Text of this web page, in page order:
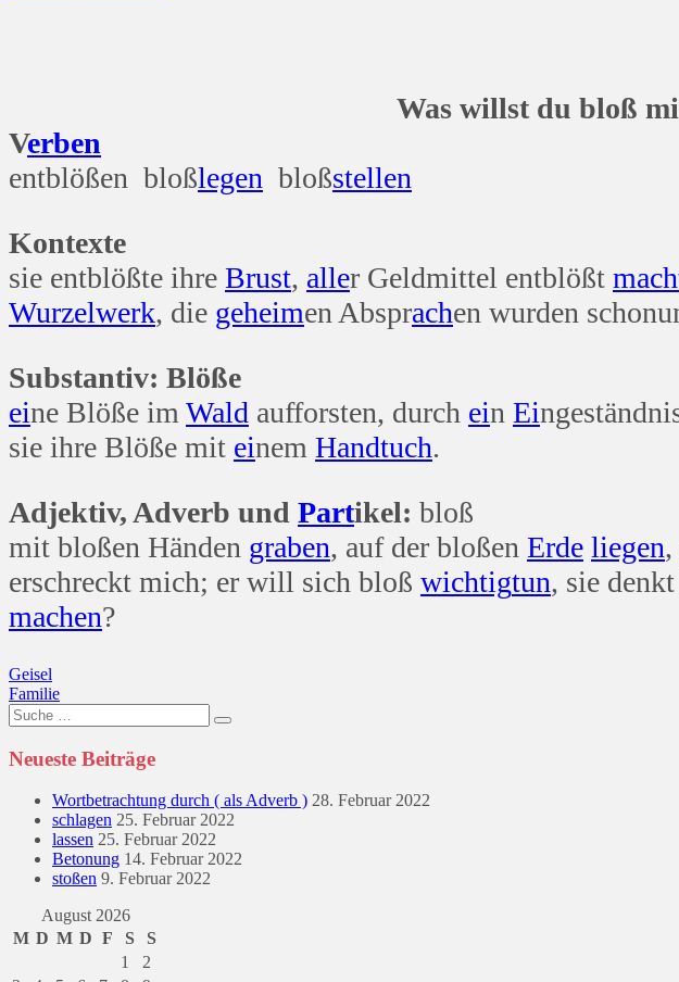
Was willst du bloß mit
Verben
entblößen bloßlegen bloßstellen
Kontexte
sie entblößte ihre Brust, aller Geldmittel entblößt
Wurzelwerk, die geheimen Absprachen wurden
Substantiv: Blöße
eine Blöße im Wald aufforsten, durch ein Ei
sie ihre Blöße mit einem Handtuch.
Adjektiv, Adverb und Partikel: bloß
mit bloßen Händen graben, auf der bloßen Erde liegen
erschreckt mich; er will sich bloß wichtigtun, sie
machen?
Beitragsnavigation
Geisel
Familie
Suche
nach:
Neueste Beiträge
Wortbetrachtung durch ( als Adverb ) 28. Februar 2022
schlagen 25. Februar 2022
lassen 25. Februar 2022
Betonung 14. Februar 2022
stoßen 9. Februar 2022
August 2026
M D M D F S
S
1
2